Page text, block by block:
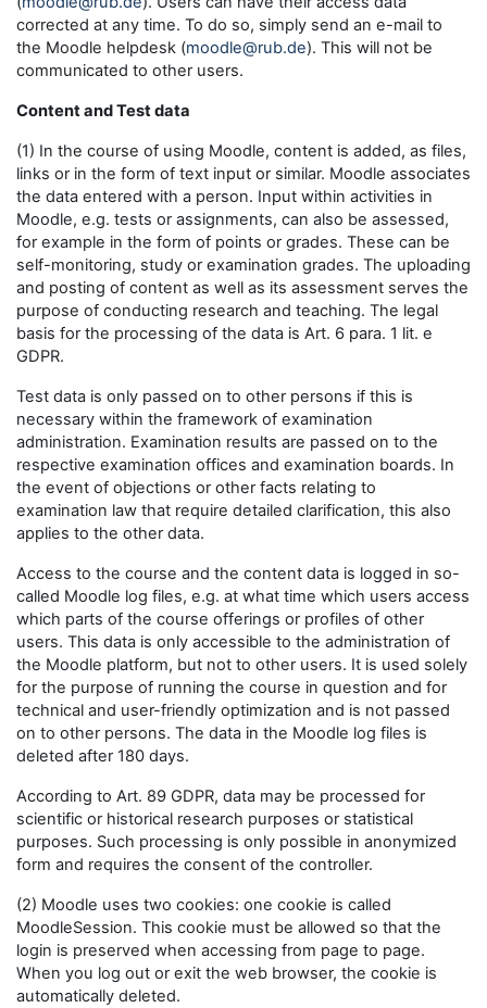
corrected at any time. To do so, simply send an e-mail to
the Moodle helpdesk (moodle@rub.de). This will not be
communicated to other users.
Content and Test data
(1) In the course of using Moodle, content is added, as files,
links or in the form of text input or similar. Moodle associates
the data entered with a person. Input within activities in
Moodle, e.g. tests or assignments, can also be assessed,
for example in the form of points or grades. These can be
self-monitoring, study or examination grades. The uploading
and posting of content as well as its assessment serves the
purpose of conducting research and teaching. The legal
basis for the processing of the data is Art. 6 para. 1 lit. e
GDPR.
Test data is only passed on to other persons if this is
necessary within the framework of examination
administration. Examination results are passed on to the
respective examination offices and examination boards. In
the event of objections or other facts relating to
examination law that require detailed clarification, this also
applies to the other data.
Access to the course and the content data is logged in so-
called Moodle log files, e.g. at what time which users access
which parts of the course offerings or profiles of other
users. This data is only accessible to the administration of
the Moodle platform, but not to other users. It is used solely
for the purpose of running the course in question and for
technical and user-friendly optimization and is not passed
on to other persons. The data in the Moodle log files is
deleted after 180 days.
According to Art. 89 GDPR, data may be processed for
scientific or historical research purposes or statistical
purposes. Such processing is only possible in anonymized
form and requires the consent of the controller.
(2) Moodle uses two cookies: one cookie is called
MoodleSession. This cookie must be allowed so that the
login is preserved when accessing from page to page.
When you log out or exit the web browser, the cookie is
automatically deleted.